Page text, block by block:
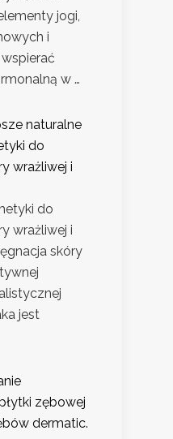
jogi,
i
w …
naturalne
do
wrażliwej i
do
wrażliwej i
skóry
jest
zębowej
dermatic.